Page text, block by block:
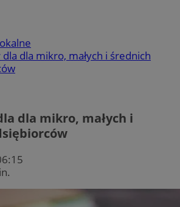
dla mikro, małych i średnich
dla mikro, małych i